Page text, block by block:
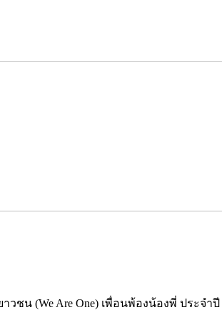
ชน (We Are One) เพื่อนพ้องน้องพี่ ประจำปี